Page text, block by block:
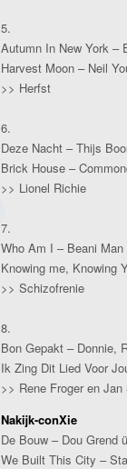
5.
Autumn In New York –
Harvest Moon – Neil
>> Herfst
6.
Deze Nacht – Thijs
Brick House –
>> Lionel Richie
7.
Who Am I – Beani Man
Knowing me, Knowing
>> Schizofrenie
8.
Bon Gepakt – Donnie,
Ik Zing Dit Lied Voor
>> Rene Froger en
Nakijk-conXie
De Bouw – Dou Grend
We Built This City –